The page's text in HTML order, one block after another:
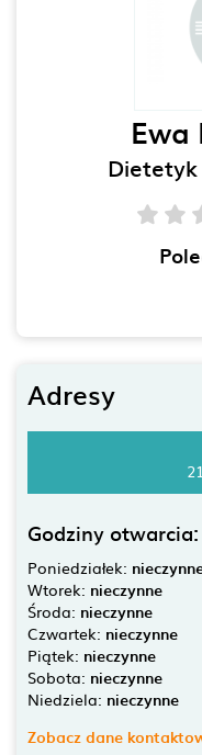
Ewa
Adresy
Godziny otwarcia:
Poniedziałek:
Wtorek: nieczynne
Środa: nieczynne
Czwartek: nieczynne
Piątek: nieczynne
Sobota: nieczynne
Niedziela: nieczynne
Zobacz dane